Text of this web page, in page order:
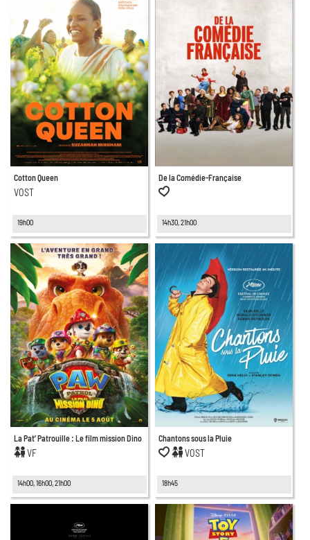
Cotton Queen
VOST
19h00
De la Comédie-Française
14h30, 21h00
La Pat’ Patrouille : Le film mission Dino
VF
14h00, 16h00, 21h00
Chantons sous la Pluie
VOST
18h45